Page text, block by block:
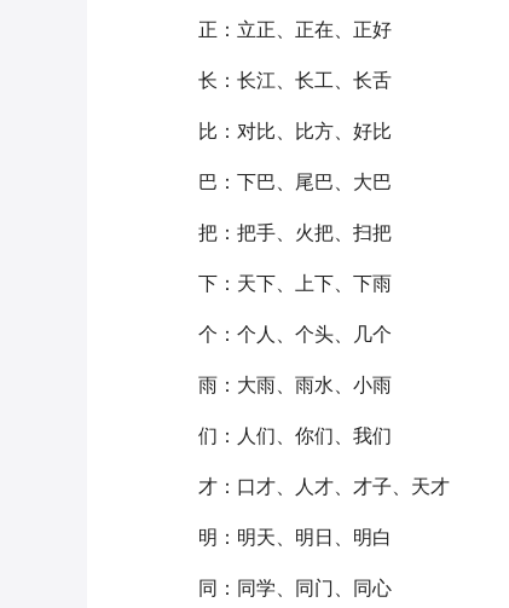
正：立正、正在、正好
长：长江、长工、长舌
比：对比、比方、好比
巴：下巴、尾巴、大巴
把：把手、火把、扫把
下：天下、上下、下雨
个：个人、个头、几个
雨：大雨、雨水、小雨
们：人们、你们、我们
才：口才、人才、才子、天才
明：明天、明日、明白
同：同学、同门、同心